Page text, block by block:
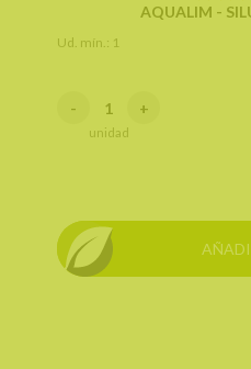
AQUALIM -
Ud. mín.: 1
- +
unidad